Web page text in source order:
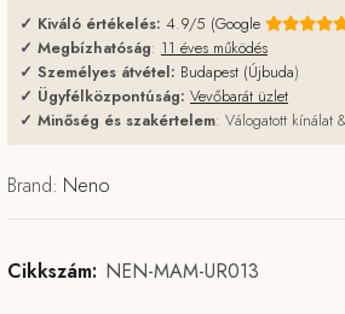
✓ Kiváló értékelés: 4.9/5 (Google
✓ Megbízhatóság: 11 éves működés
✓ Személyes átvétel: Budapest (Újbuda)
✓ Ügyfélközpontúság: Vevőbarát üzlet
✓ Minőség és szakértelem: Válogatott kínálat
Brand: Neno
Cikkszám: NEN-MAM-UR013